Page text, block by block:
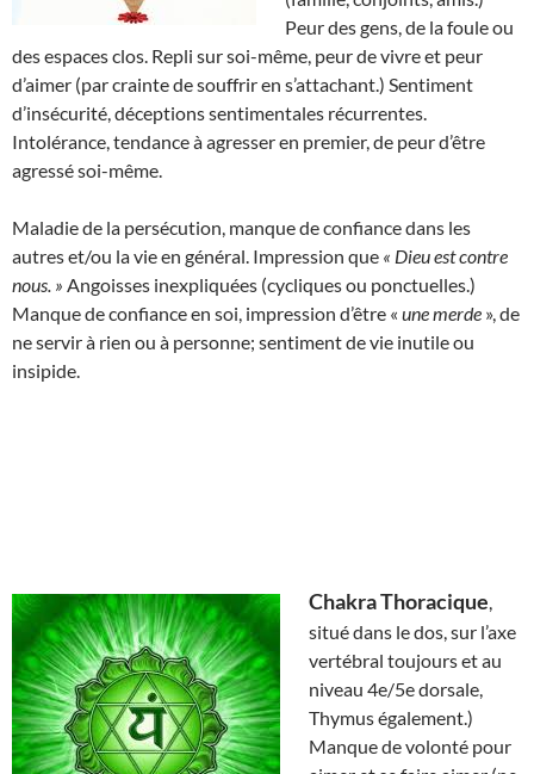
Peur des gens, de la foule ou
des espaces clos. Repli sur soi-même, peur de vivre et peur
d’aimer (par crainte de souffrir en s’attachant.) Sentiment
d’insécurité, déceptions sentimentales récurrentes.
Intolérance, tendance à agresser en premier, de peur d’être
agressé soi-même.
Maladie de la persécution, manque de confiance dans les
autres et/ou la vie en général. Impression que « Dieu est contre
nous. » Angoisses inexpliquées (cycliques ou ponctuelles.)
Manque de confiance en soi, impression d’être « une merde », de
ne servir à rien ou à personne; sentiment de vie inutile ou
insipide.
Chakra Thoracique,
situé dans le dos, sur l’axe
vertébral toujours et au
niveau 4e/5e dorsale,
Thymus également.)
Manque de volonté pour